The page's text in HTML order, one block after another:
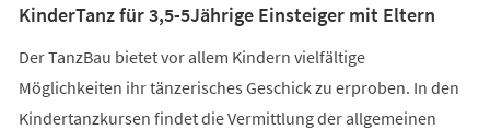
KinderTanz für 3,5-5Jährige Einsteiger mit Eltern
Der TanzBau bietet vor allem Kindern vielfältige
Möglichkeiten ihr tänzerisches Geschick zu erproben. In den
Kindertanzkursen findet die Vermittlung der allgemeinen